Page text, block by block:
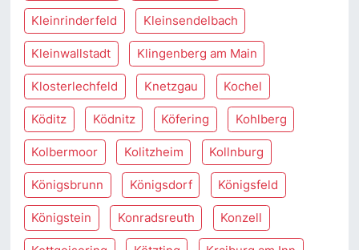
Kleinrinderfeld Kleinsendelbach
Kleinwallstadt Klingenberg am Main
Klosterlechfeld Knetzgau Kochel
Köditz Ködnitz Köfering Kohlberg
Kolbermoor Kolitzheim Kollnburg
Königsbrunn Königsdorf Königsfeld
Königstein Konradsreuth Konzell